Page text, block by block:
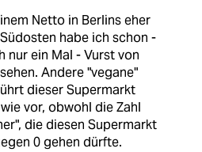
Netto in Berlins eher
habe ich schon -
nur ein Mal - Vurst von
Andere "vegane"
dieser Supermarkt
vor, obwohl die Zahl
die diesen Supermarkt
0 gehen dürfte.